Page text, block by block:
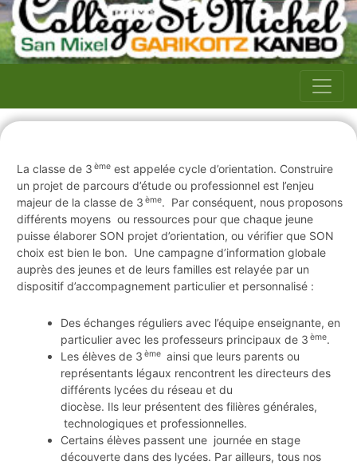
La classe de 3 ème est appelée cycle d’orientation. Construire
un projet de parcours d’étude ou professionnel est l’enjeu
majeur de la classe de 3 ème. Par conséquent, nous proposons
différents moyens ou ressources pour que chaque jeune
puisse élaborer SON projet d’orientation, ou vérifier que SON
choix est bien le bon. Une campagne d’information globale
auprès des jeunes et de leurs familles est relayée par un
dispositif d’accompagnement particulier et personnalisé :
Des échanges réguliers avec l’équipe enseignante, en
particulier avec les professeurs principaux de 3 ème.
Les élèves de 3 ème ainsi que leurs parents ou
représentants légaux rencontrent les directeurs des
différents lycées du réseau et du
diocèse. Ils leur présentent des filières générales,
technologiques et professionnelles.
Certains élèves passent une journée en stage
découverte dans des lycées. Par ailleurs, tous nos